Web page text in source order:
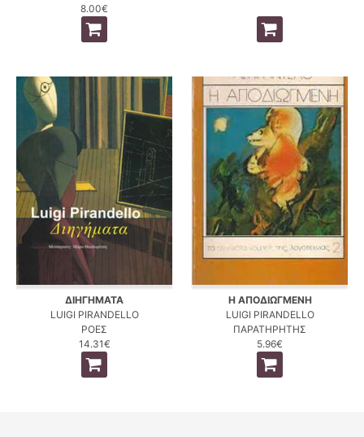
8.00€
ΔΙΗΓΗΜΑΤΑ
LUIGI PIRANDELLO
ΡΟΕΣ
14.31€
Η ΑΠΟΔΙΩΓΜΕΝΗ
LUIGI PIRANDELLO
ΠΑΡΑΤΗΡΗΤΗΣ
5.96€